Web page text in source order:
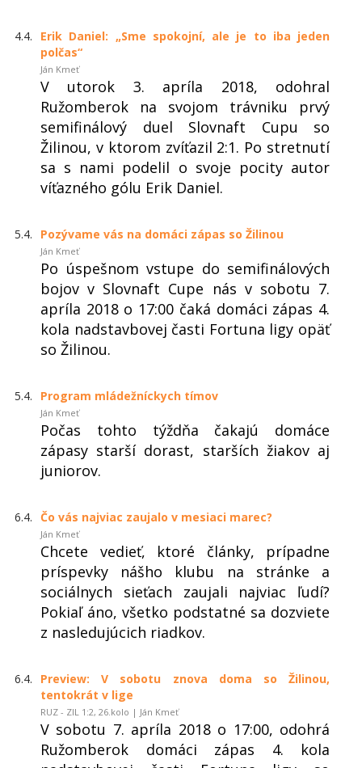
4.4.
Erik Daniel: „Sme spokojní, ale je to iba jeden
polčas“
Ján Kmeť
V utorok 3. apríla 2018, odohral
Ružomberok na svojom trávniku prvý
semifinálový duel Slovnaft Cupu so
Žilinou, v ktorom zvíťazil 2:1. Po stretnutí
sa s nami podelil o svoje pocity autor
víťazného gólu Erik Daniel.
5.4. Pozývame vás na domáci zápas so Žilinou
Ján Kmeť
Po úspešnom vstupe do semifinálových
bojov v Slovnaft Cupe nás v sobotu 7.
apríla 2018 o 17:00 čaká domáci zápas 4.
kola nadstavbovej časti Fortuna ligy opäť
so Žilinou.
5.4. Program mládežníckych tímov
Ján Kmeť
Počas tohto týždňa čakajú domáce
zápasy starší dorast, starších žiakov aj
juniorov.
6.4. Čo vás najviac zaujalo v mesiaci marec?
Ján Kmeť
Chcete vedieť, ktoré články, prípadne
príspevky nášho klubu na stránke a
sociálnych sieťach zaujali najviac ľudí?
Pokiaľ áno, všetko podstatné sa dozviete
z nasledujúcich riadkov.
6.4.
Preview: V sobotu znova doma so Žilinou,
tentokrát v lige
RUZ - ZIL 1:2, 26.kolo | Ján Kmeť
V sobotu 7. apríla 2018 o 17:00, odohrá
Ružomberok domáci zápas 4. kola